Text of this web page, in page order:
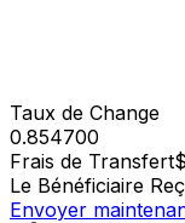
Taux de Change
0.854700
Frais de Transfert
Le Bénéficiaire
Envoyer